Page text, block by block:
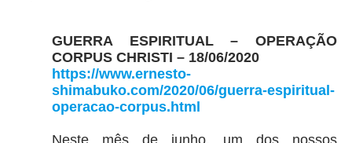
GUERRA ESPIRITUAL – OPERAÇÃO
CORPUS CHRISTI – 18/06/2020
https://www.ernesto-
shimabuko.com/2020/06/guerra-espiritual-
operacao-corpus.html
Neste mês de junho, um dos nossos